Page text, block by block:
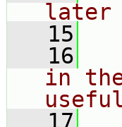
later
   15
   16
in
   17